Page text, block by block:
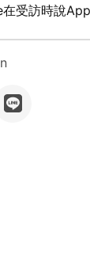
受訪時說